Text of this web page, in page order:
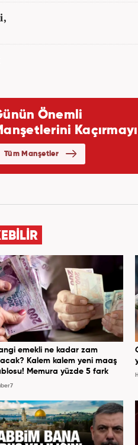
emekli ne kadar zam
Kalem kalem yeni maaş
Memura yüzde 5 fark